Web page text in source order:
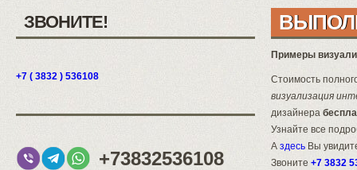
ЗВОНИТЕ!
+7 ( 3832 ) 536108
+73832536108
Примеры
Стоимость
визуализация
дизайнера
Узнайте все
А здесь Вы
Звоните +7 3832